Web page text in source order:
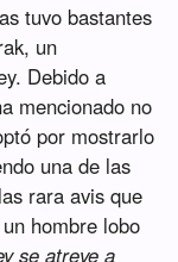
tuvo bastantes
un
Debido a
mencionado no
por mostrarlo
una de las
rara avis que
hombre lobo
se atreve a